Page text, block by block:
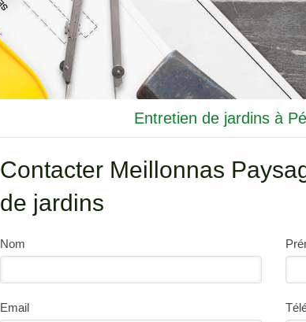
Entretien de jardins à
Contacter Meillonnas
de jardins
Nom
Email